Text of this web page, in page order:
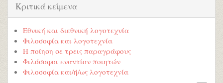
Κριτικά κείμενα
Εθνική και διεθνική λογοτεχνία
Φιλοσοφία και λογοτεχνία
Η ποίηση σε τρεις παραγράφους
Φιλόσοφοι εναντίον ποιητών
Φιλοσοφία και/ή/ως λογοτεχνία